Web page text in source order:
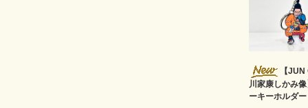
【
川家康しかみ
ーキーホルダー